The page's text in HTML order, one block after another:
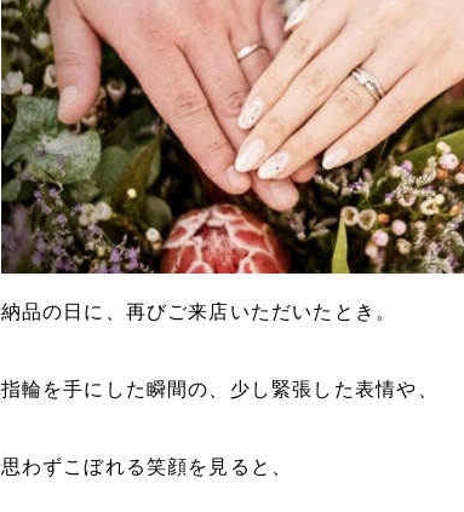
納品の日に、再びご来店いただいたとき。
指輪を手にした瞬間の、少し緊張した表情や、
思わずこぼれる笑顔を見ると、